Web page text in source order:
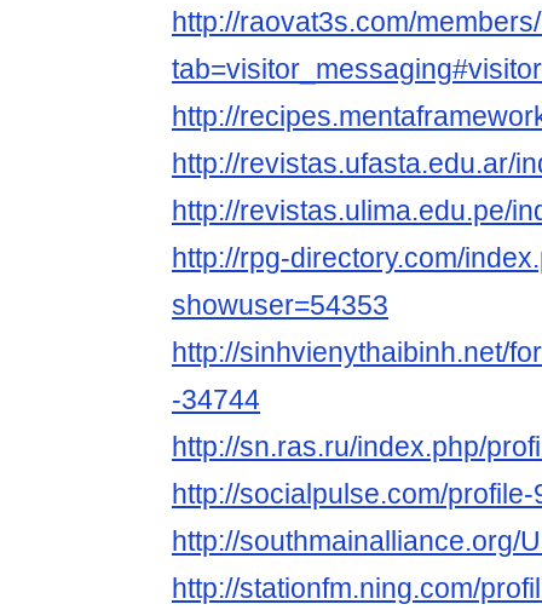
http://raovat3s.com/
http://
http://revistas.ufasta.edu.ar/
http://revistas.ulima.edu.pe/
http://rpg-directory.com/
showuser=54353
http://sinhvienythaibinh.net/
-34744
http://sn.ras.ru/index.php/
http://socialpulse.com/profile-
http://southmainalliance.org/
http://stationfm.ning.com/